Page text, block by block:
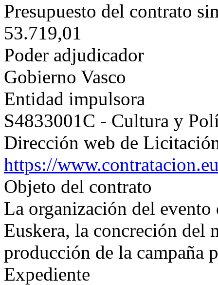
Presupuesto del contrato
53.719,01
Poder adjudicador
Gobierno Vasco
Entidad impulsora
S4833001C - Cultura y
Dirección web de
https://
Objeto del contrato
La organización del
Euskera, la concreción del
producción de la campaña
Expediente